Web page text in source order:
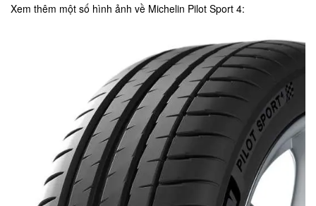
Xem thêm một số hình ảnh về Michelin Pilot Sport 4: